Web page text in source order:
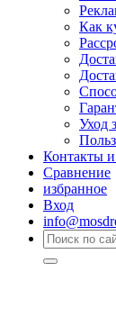
Как
Уход
Контакты
Сравнение
избранное
Вход